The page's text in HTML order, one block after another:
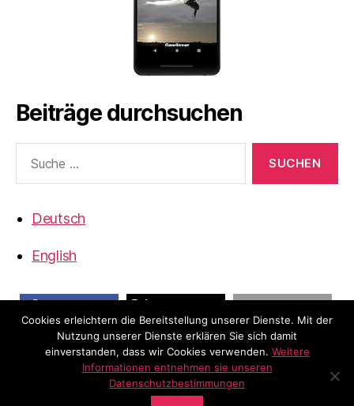
Beiträge durchsuchen
nach:
Deutsch
English
teilen E-Mail
Cookies erleichtern die Bereitstellung unserer Dienste. Mit der
Nutzung unserer Dienste erklären Sie sich damit
einverstanden, dass wir Cookies verwenden. Weitere
Informationen entnehmen sie unseren
Datenschutzbestimmungen